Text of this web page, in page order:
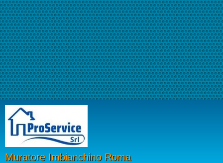
Muratore Imbianchino Roma